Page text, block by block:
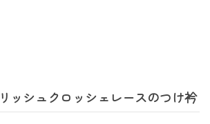
ッシュクロッシェレースのつけ衿